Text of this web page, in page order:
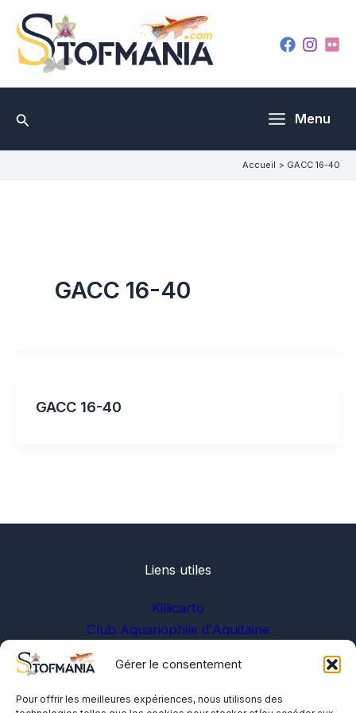
Gérer le consentement
Pour offrir les meilleures expériences, nous utilisons des
contenu
Rechercher Menu
Accueil GACC 16-40
GACC 16-40
GACC 16-40
Liens utiles
Killicarto
Club Aquariophile d'Aquitaine